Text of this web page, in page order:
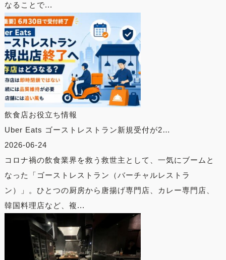
なることで...
飲食店お役立ち情報
Uber Eats ゴーストレストラン新規受付が2…
2026-06-24
コロナ禍の飲食業界を救う救世主として、一気にブームと
なった「ゴーストレストラン（バーチャルレストラ
ン）」。ひとつの厨房から唐揚げ専門店、カレー専門店、
韓国料理店など、複...